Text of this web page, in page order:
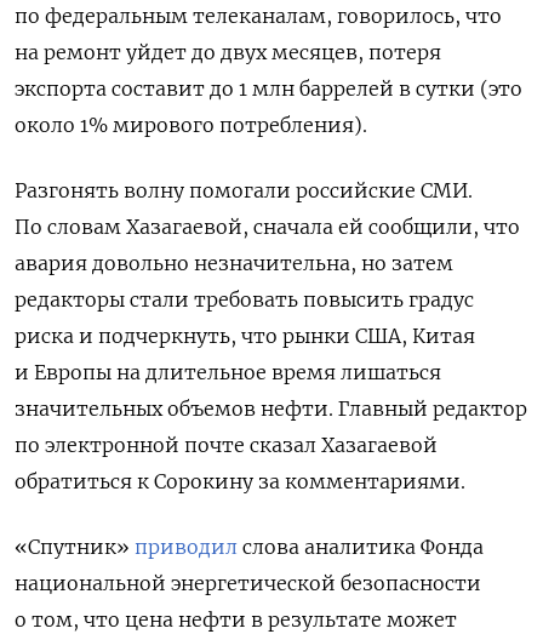
по федеральным телеканалам, говорилось, что
на ремонт уйдет до двух месяцев, потеря
экспорта составит до 1 млн баррелей в сутки (это
около 1% мирового потребления).
Разгонять волну помогали российские СМИ.
По словам Хазагаевой, сначала ей сообщили, что
авария довольно незначительна, но затем
редакторы стали требовать повысить градус
риска и подчеркнуть, что рынки США, Китая
и Европы на длительное время лишаться
значительных объемов нефти. Главный редактор
по электронной почте сказал Хазагаевой
обратиться к Сорокину за комментариями.
«Спутник» приводил слова аналитика Фонда
национальной энергетической безопасности
о том, что цена нефти в результате может